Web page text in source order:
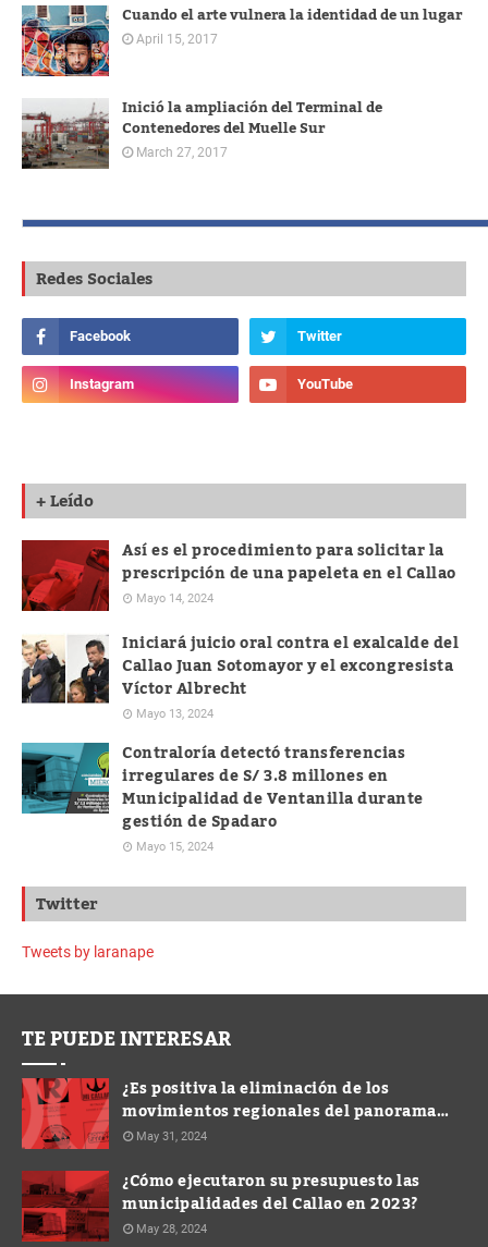
Cuando el arte vulnera la identidad de un lugar
April 15, 2017
Inició la ampliación del Terminal de
Contenedores del Muelle Sur
March 27, 2017
Redes Sociales
+ Leído
Así es el procedimiento para solicitar la
prescripción de una papeleta en el Callao
Mayo 14, 2024
Iniciará juicio oral contra el exalcalde del
Callao Juan Sotomayor y el excongresista
Víctor Albrecht
Mayo 13, 2024
Contraloría detectó transferencias
irregulares de S/ 3.8 millones en
Municipalidad de Ventanilla durante
gestión de Spadaro
Mayo 15, 2024
Twitter
Tweets by laranape
TE PUEDE INTERESAR
¿Es positiva la eliminación de los
movimientos regionales del panorama
electoral?
May 31, 2024
¿Cómo ejecutaron su presupuesto las
municipalidades del Callao en 2023?
May 28, 2024